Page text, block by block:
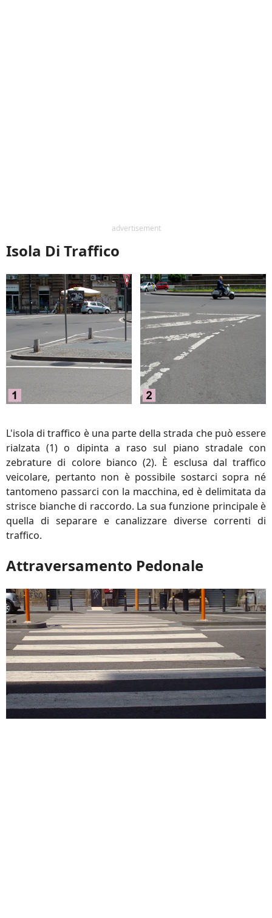
advertisement
Isola Di Traffico
L'isola di traffico è una parte della strada che può essere
rialzata (1) o dipinta a raso sul piano stradale con
zebrature di colore bianco (2). È esclusa dal traffico
veicolare, pertanto non è possibile sostarci sopra né
tantomeno passarci con la macchina, ed è delimitata da
strisce bianche di raccordo. La sua funzione principale è
quella di separare e canalizzare diverse correnti di
traffico.
Attraversamento Pedonale